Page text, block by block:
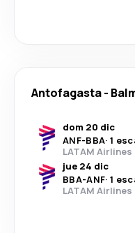
Antofagasta-
dom 20 dic
ANF-BBA· 1
LATAM Airlines
jue 24 dic
BBA-ANF· 1
LATAM Airlines